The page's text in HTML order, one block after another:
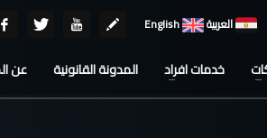
العربية English
خدمات افراد المدونة القانونية عن